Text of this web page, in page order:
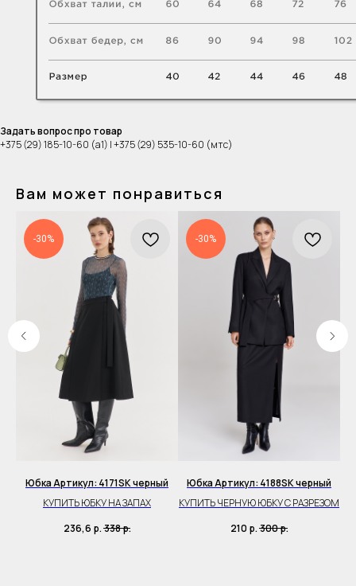
Задать вопрос про товар
+375 (29) 185-10-60 (а1) | +375 (29) 535-10-60 (мтс)
Вам может понравиться
-30%
Юбка Артикул: 4171SK черный
КУПИТЬ ЮБКУ НА ЗАПАХ
236,6 р. 338р.
-30%
Юбка Артикул: 4188SK черный
КУПИТЬ ЧЕРНУЮ ЮБКУ С РАЗРЕЗОМ
210 р. 300р.